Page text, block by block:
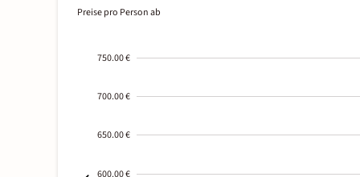
Preise pro Person ab
750.00 €
700.00 €
650.00 €
600.00 €